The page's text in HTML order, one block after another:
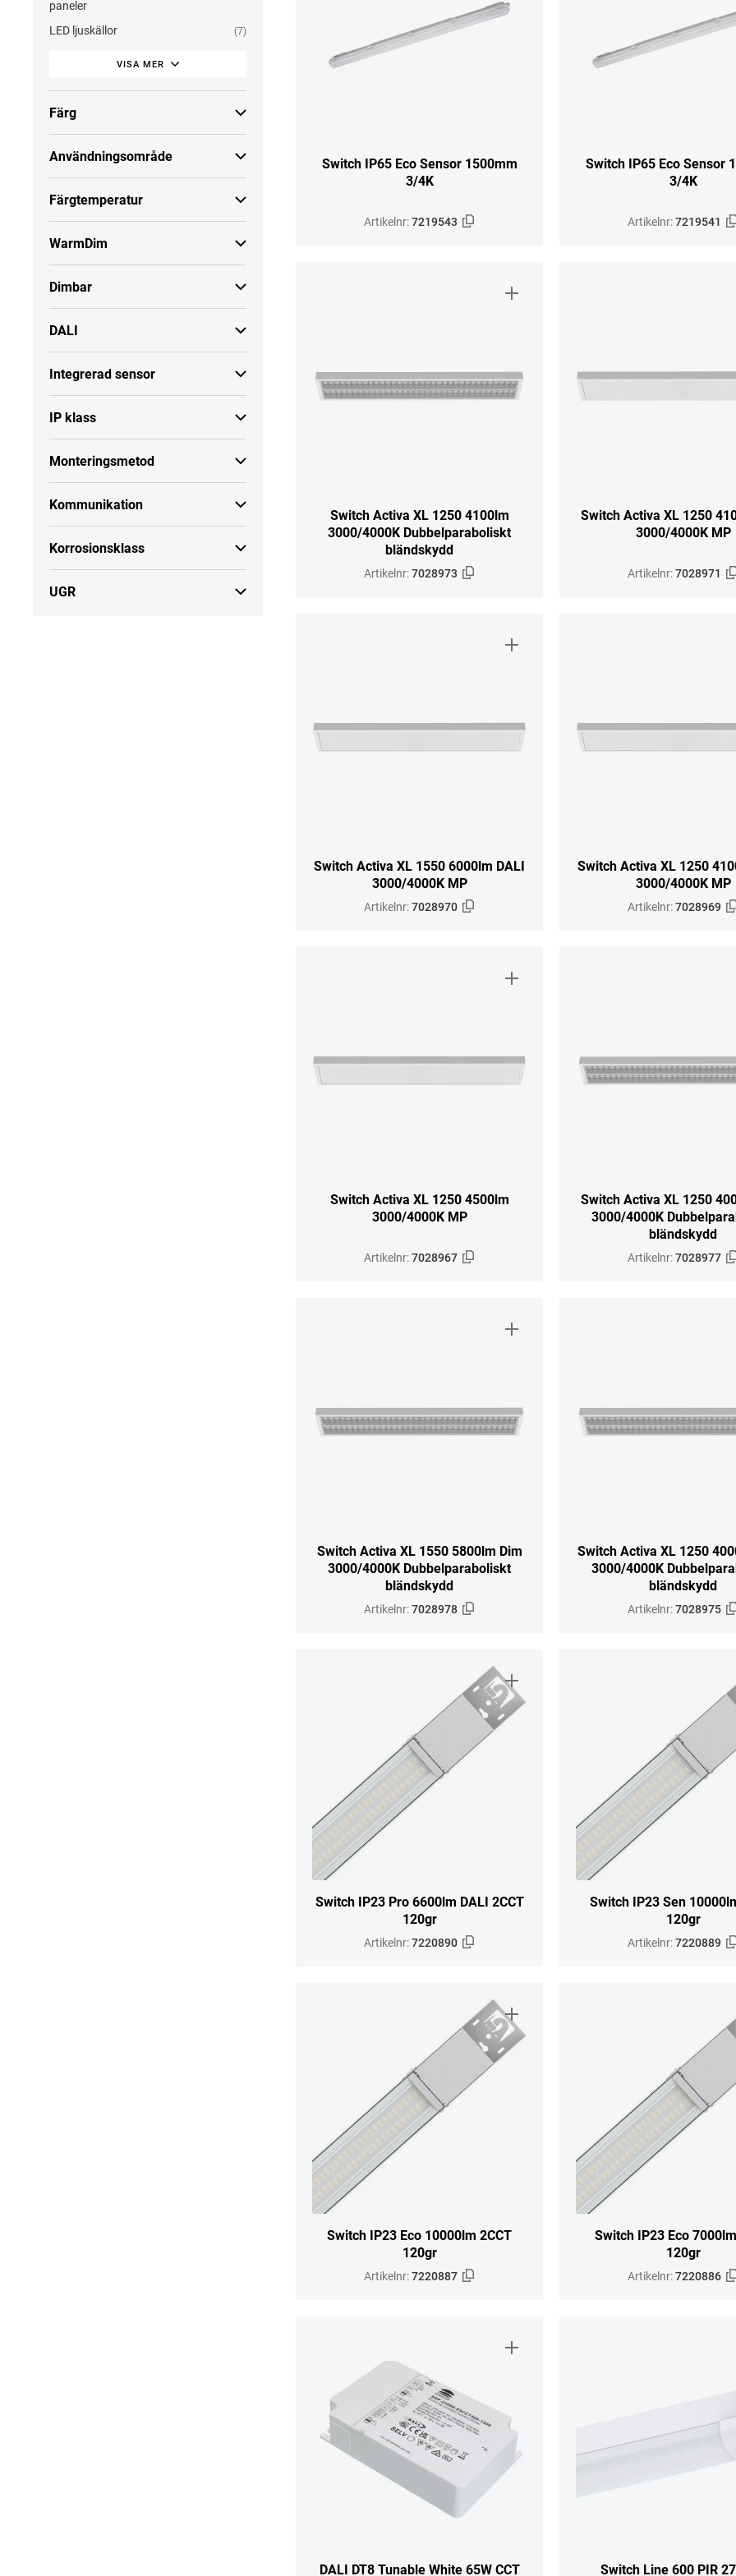
Switch IP65 Eco Sensor 1500mm
3/4K
Artikelnr:7219543
Switch IP65 Eco Sensor
3/4K
Artikelnr:7219541
Switch Activa XL 1250 4100lm
3000/4000K Dubbelparaboliskt
bländskydd
Artikelnr:7028973
Switch Activa XL 1250
3000/4000K MP
Artikelnr:7028971
Switch Activa XL 1550 6000lm DALI
3000/4000K MP
Artikelnr:7028970
Switch Activa XL 1250
3000/4000K MP
Artikelnr:7028969
Switch Activa XL 1250 4500lm
3000/4000K MP
Artikelnr:7028967
Switch Activa XL 1250
3000/4000K
bländskydd
Artikelnr:7028977
Switch Activa XL 1550 5800lm Dim
3000/4000K Dubbelparaboliskt
bländskydd
Artikelnr:7028978
Switch Activa XL 1250
3000/4000K
bländskydd
Artikelnr:7028975
Switch IP23 Pro 6600lm DALI 2CCT
120gr
Artikelnr:7220890
Switch IP23 Sen
120gr
Artikelnr:7220889
Switch IP23 Eco 10000lm 2CCT
120gr
Artikelnr:7220887
Switch IP23 Eco
120gr
Artikelnr:7220886
DALI DT8 Tunable White 65W CCT Switch Line 600 PIR
paneler
LED ljuskällor
(7)
VISA MER
Färg
Användningsområde
Färgtemperatur
WarmDim
Dimbar
DALI
Integrerad sensor
IP klass
Monteringsmetod
Kommunikation
Korrosionsklass
UGR